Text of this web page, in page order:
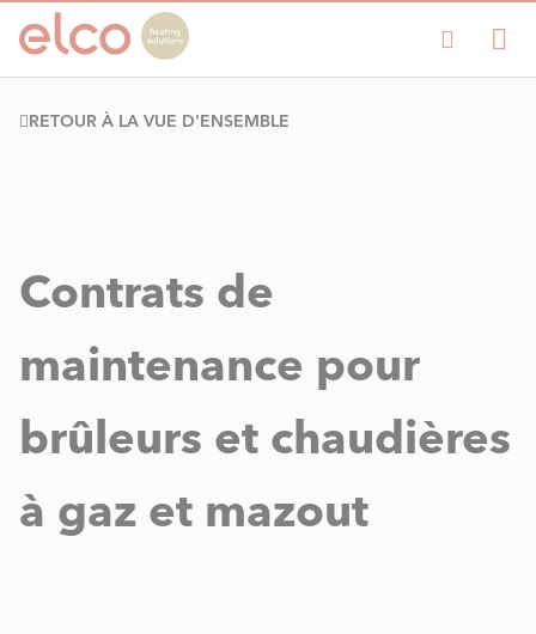
RETOUR À LA VUE D'ENSEMBLE
Contrats de
maintenance pour
brûleurs et chaudières
à gaz et mazout